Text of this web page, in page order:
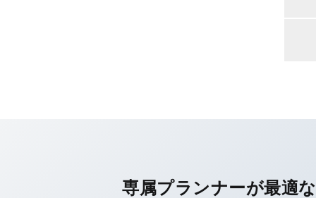
専属プランナーが最適